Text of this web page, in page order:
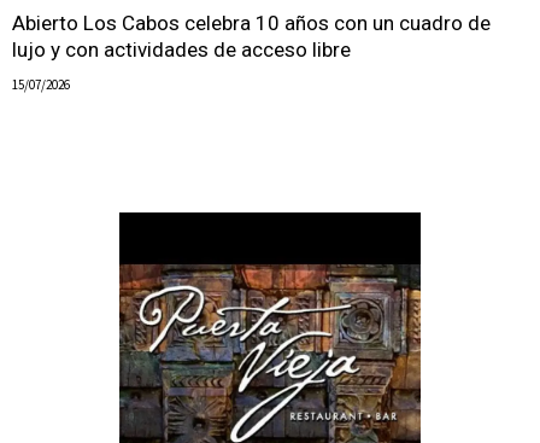
Abierto Los Cabos celebra 10 años con un cuadro de
lujo y con actividades de acceso libre
15/07/2026